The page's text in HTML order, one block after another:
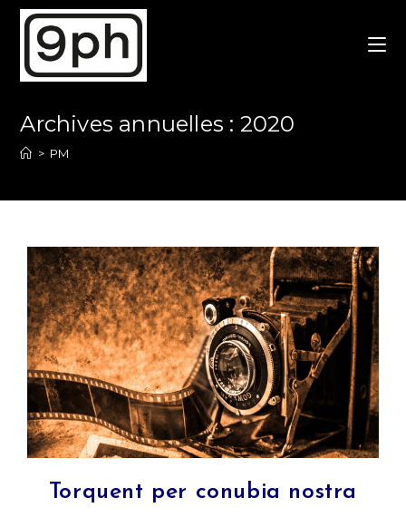
Skip
content
Archives annuelles : 2020
> PM
Torquent per conubia nostra